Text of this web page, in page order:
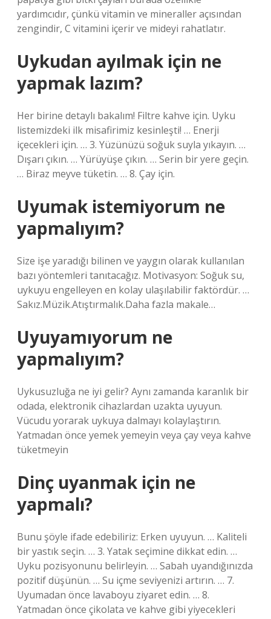
yardımcıdır, çünkü vitamin ve mineraller açısından
zengindir, C vitamini içerir ve mideyi rahatlatır.
Uykudan ayılmak için ne
yapmak lazım?
Her birine detaylı bakalım! Filtre kahve için. Uyku
listemizdeki ilk misafirimiz kesinleşti! … Enerji
içecekleri için. … 3. Yüzünüzü soğuk suyla yıkayın. …
Dışarı çıkın. … Yürüyüşe çıkın. … Serin bir yere geçin.
… Biraz meyve tüketin. … 8. Çay için.
Uyumak istemiyorum ne
yapmalıyım?
Size işe yaradığı bilinen ve yaygın olarak kullanılan
bazı yöntemleri tanıtacağız. Motivasyon: Soğuk su,
uykuyu engelleyen en kolay ulaşılabilir faktördür. …
Sakız.Müzik.Atıştırmalık.Daha fazla makale…
Uyuyamıyorum ne
yapmalıyım?
Uykusuzluğa ne iyi gelir? Aynı zamanda karanlık bir
odada, elektronik cihazlardan uzakta uyuyun.
Vücudu yorarak uykuya dalmayı kolaylaştırın.
Yatmadan önce yemek yemeyin veya çay veya kahve
tüketmeyin
Dinç uyanmak için ne
yapmalı?
Bunu şöyle ifade edebiliriz: Erken uyuyun. … Kaliteli
bir yastık seçin. … 3. Yatak seçimine dikkat edin. …
Uyku pozisyonunu belirleyin. … Sabah uyandığınızda
pozitif düşünün. … Su içme seviyenizi artırın. … 7.
Uyumadan önce lavaboyu ziyaret edin. … 8.
Yatmadan önce çikolata ve kahve gibi yiyecekleri